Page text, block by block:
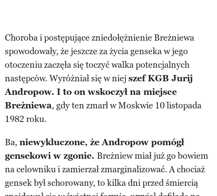
Choroba i postępujące zniedołężnienie Breżniewa
spowodowały, że jeszcze za życia genseka w jego
otoczeniu zaczęła się toczyć walka potencjalnych
następców. Wyróżniał się w niej szef KGB Jurij
Andropow. I to on wskoczył na miejsce
Breżniewa, gdy ten zmarł w Moskwie 10 listopada
1982 roku.
Ba, niewykluczone, że Andropow pomógł
gensekowi w zgonie. Breżniew miał już go bowiem
na celowniku i zamierzał zmarginalizować. A chociaż
gensek był schorowany, to kilka dni przed śmiercią